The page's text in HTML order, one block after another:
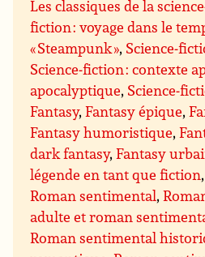
Les classiques de la
fiction : voyage dans le
« Steampunk », Science-
Science-fiction : contexte
apocalyptique, Science-
Fantasy,Fantasy épique,
Fantasy humoristique,
dark fantasy,Fantasy
légende en tant que fiction
Roman sentimental,
adulte et roman
Roman sentimental